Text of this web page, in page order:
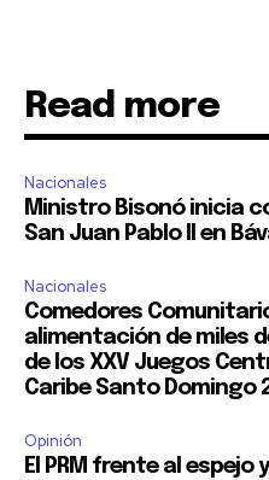
Read more
Nacionales
Ministro Bisonó inicia
San Juan Pablo II en
Nacionales
Comedores
alimentación de miles
de los XXV Juegos
Caribe Santo Domingo
Opinión
El PRM frente al espejo